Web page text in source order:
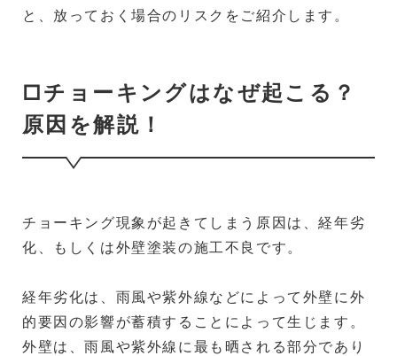
と、放っておく場合のリスクをご紹介します。
□チョーキングはなぜ起こる？
原因を解説！
チョーキング現象が起きてしまう原因は、経年劣
化、もしくは外壁塗装の施工不良です。
経年劣化は、雨風や紫外線などによって外壁に外
的要因の影響が蓄積することによって生じます。
外壁は、雨風や紫外線に最も晒される部分であり